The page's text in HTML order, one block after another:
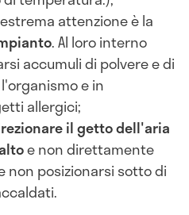
attenzione è la
. Al loro interno
accumuli di polvere e di
e in
allergici;
il getto dell'aria
e non direttamente
non posizionarsi sotto di